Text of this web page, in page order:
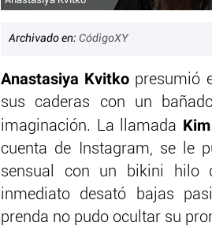
Archivado en: CódigoXY
Anastasiya Kvitko presumió
sus caderas con un
imaginación. La llamada
cuenta de Instagram, se le
sensual con un bikini hilo
inmediato desató bajas
prenda no pudo ocultar su